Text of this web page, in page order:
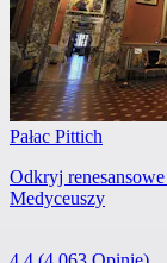
Pałac Pittich
Odkryj
Medyceuszy